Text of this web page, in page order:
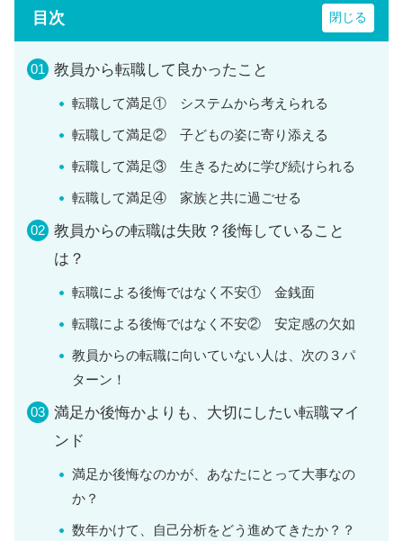
目次
教員から転職して良かったこと
転職して満足① システムから考えられる
転職して満足② 子どもの姿に寄り添える
転職して満足③ 生きるために学び続けられる
転職して満足④ 家族と共に過ごせる
教員からの転職は失敗？後悔していること
は？
転職による後悔ではなく不安① 金銭面
転職による後悔ではなく不安② 安定感の欠如
教員からの転職に向いていない人は、次の３パ
ターン！
満足か後悔かよりも、大切にしたい転職マイ
ンド
満足か後悔なのかが、あなたにとって大事なの
か？
数年かけて、自己分析をどう進めてきたか？？